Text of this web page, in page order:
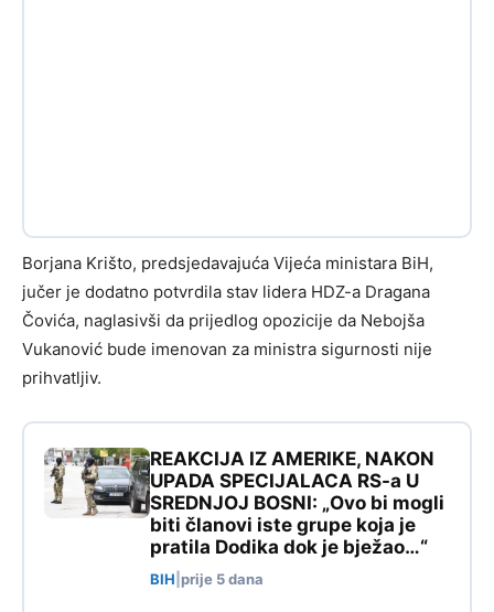
Borjana Krišto, predsjedavajuća Vijeća ministara BiH,
jučer je dodatno potvrdila stav lidera HDZ-a Dragana
Čovića, naglasivši da prijedlog opozicije da Nebojša
Vukanović bude imenovan za ministra sigurnosti nije
prihvatljiv.
REAKCIJA IZ AMERIKE, NAKON
UPADA SPECIJALACA RS-a U
SREDNJOJ BOSNI: „Ovo bi mogli
biti članovi iste grupe koja je
pratila Dodika dok je bježao…“
BIH prije 5 dana